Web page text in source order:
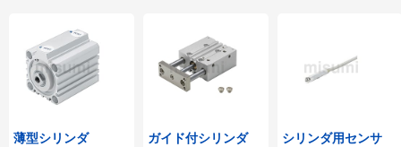
薄型シリンダ ガイド付シリンダ シリンダ用センサ